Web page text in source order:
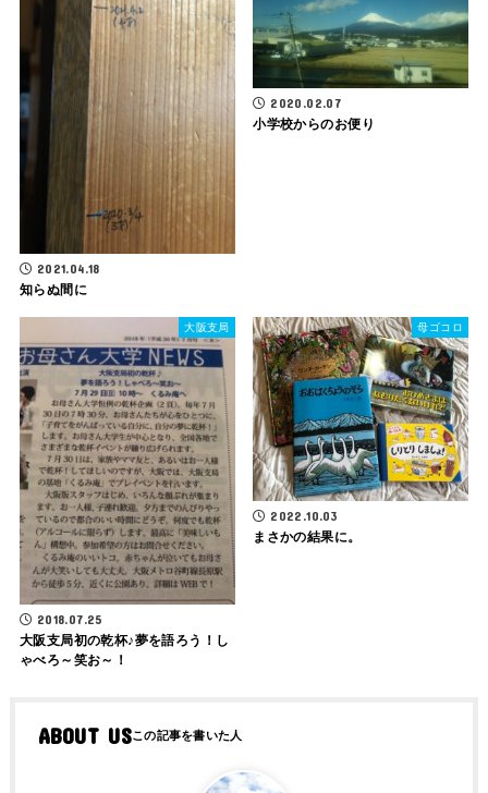
2021.04.18
知らぬ間に
2020.02.07
小学校からのお便り
大阪支局
2018.07.25
大阪支局初の乾杯♪夢を語ろう！し
ゃべろ～笑お～！
母ゴコロ
2022.10.03
まさかの結果に。
ABOUT US